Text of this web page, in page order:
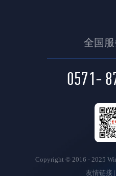
2025-01-24
2025年元旦‌放假通知
五一放假通知
全国
0571-
Copyright © 2016 - 2025
友情链接|